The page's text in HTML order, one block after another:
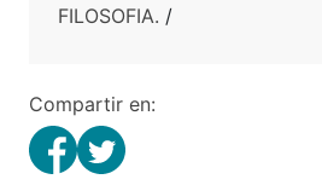
FILOSOFIA. /
Compartir en: